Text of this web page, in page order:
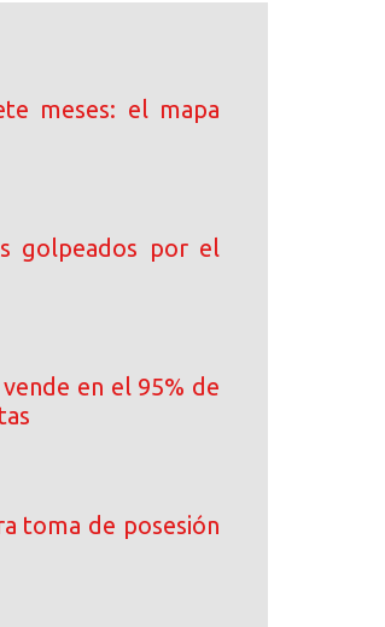
meses: el mapa
golpeados por el
en el 95% de
toma de posesión